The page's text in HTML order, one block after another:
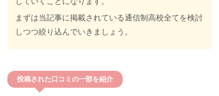
まずは当記事に掲載されている通信制高校全てを検討
しつつ絞り込んでいきましょう。
投稿された口コミの一部を紹介